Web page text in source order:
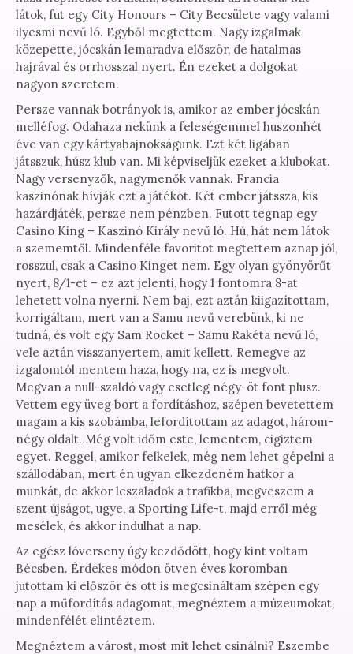
látok, fut egy City Honours – City Becsülete vagy valami
ilyesmi nevű ló. Egyből megtettem. Nagy izgalmak
közepette, jócskán lemaradva először, de hatalmas
hajrával és orrhosszal nyert. Én ezeket a dolgokat
nagyon szeretem.
Persze vannak botrányok is, amikor az ember jócskán
melléfog. Odahaza nekünk a feleségemmel huszonhét
éve van egy kártyabajnokságunk. Ezt két ligában
játsszuk, húsz klub van. Mi képviseljük ezeket a klubokat.
Nagy versenyzők, nagymenők vannak. Francia
kaszinónak hívják ezt a játékot. Két ember játssza, kis
hazárdjáték, persze nem pénzben. Futott tegnap egy
Casino King – Kaszinó Király nevű ló. Hú, hát nem látok
a szememtől. Mindenféle favoritot megtettem aznap jól,
rosszul, csak a Casino Kinget nem. Egy olyan gyönyörűt
nyert, 8/1-et – ez azt jelenti, hogy 1 fontomra 8-at
lehetett volna nyerni. Nem baj, ezt aztán kiigazítottam,
korrigáltam, mert van a Samu nevű verebünk, ki ne
tudná, és volt egy Sam Rocket – Samu Rakéta nevű ló,
vele aztán visszanyertem, amit kellett. Remegve az
izgalomtól mentem haza, hogy na, ez is megvolt.
Megvan a null-szaldó vagy esetleg négy-öt font plusz.
Vettem egy üveg bort a fordításhoz, szépen bevetettem
magam a kis szobámba, lefordítottam az adagot, három-
négy oldalt. Még volt időm este, lementem, cigiztem
egyet. Reggel, amikor felkelek, még nem lehet gépelni a
szállodában, mert én ugyan elkezdeném hatkor a
munkát, de akkor leszaladok a trafikba, megveszem a
szent újságot, ugye, a Sporting Life-t, majd erről még
mesélek, és akkor indulhat a nap.
Az egész lóverseny úgy kezdődött, hogy kint voltam
Bécsben. Érdekes módon ötven éves koromban
jutottam ki először és ott is megcsináltam szépen egy
nap a műfordítás adagomat, megnéztem a múzeumokat,
mindenfélét elintéztem.
Megnéztem a várost, most mit lehet csinálni? Eszembe